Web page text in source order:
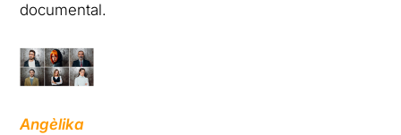
documental.
Angèlika